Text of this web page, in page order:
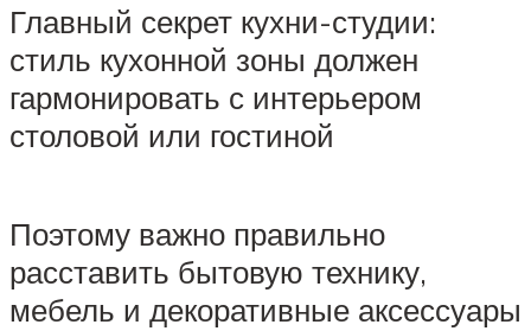
Главный секрет кухни-студии:
стиль кухонной зоны должен
гармонировать с интерьером
столовой или гостиной
Поэтому важно правильно
расставить бытовую технику,
мебель и декоративные аксессуары